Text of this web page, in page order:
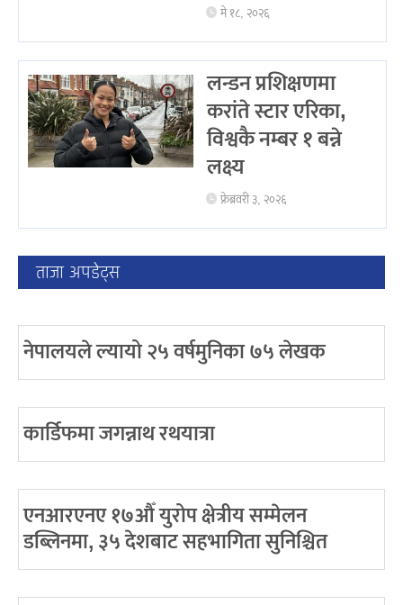
मे १८, २०२६
लन्डन प्रशिक्षणमा
करांते स्टार एरिका,
विश्वकै नम्बर १ बन्ने
लक्ष्य
फ्रेब्रवरी ३, २०२६
ताजा अपडेट्स
नेपालयले ल्यायो २५ वर्षमुनिका ७५ लेखक
कार्डिफमा जगन्नाथ रथयात्रा
एनआरएनए १७औँ युरोप क्षेत्रीय सम्मेलन
डब्लिनमा, ३५ देशबाट सहभागिता सुनिश्चित